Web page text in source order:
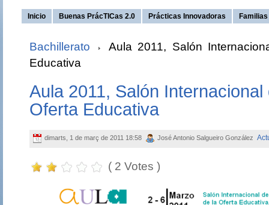
Inicio Buenas PrácTICas 2.0 Prácticas Innovadoras
Bachillerato
Aula 2011, Salón
Educativa
Aula 2011, Salón
Oferta Educativa
dimarts, 1 de març de 2011 18:58 José Antonio Salgueiro González
( 2 Votes )